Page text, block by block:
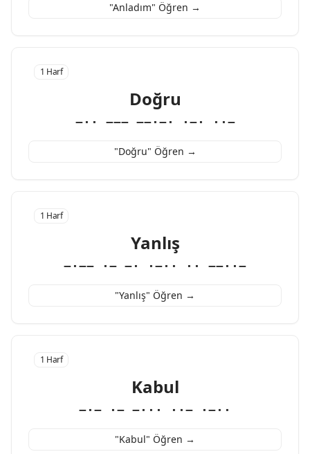
"Anladım" Öğren →
1 Harf
Doğru
−·· −−− −−·−· ·−· ··−
"Doğru" Öğren →
1 Harf
Yanlış
−·−− ·− −· ·−·· ·· −−··−
"Yanlış" Öğren →
1 Harf
Kabul
−·− ·− −··· ··− ·−··
"Kabul" Öğren →